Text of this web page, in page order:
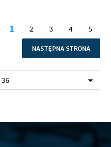
Aktualnie czytasz
1 Strona
2 Strona
3 Strona
4 5
STRONA
NASTĘPNA STRONA
36